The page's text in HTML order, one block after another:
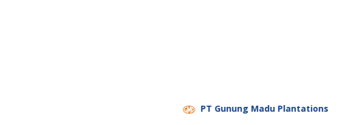
PT Gunung Madu Plantations